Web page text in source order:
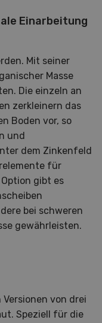
Einarbeitung
Mit seiner
Masse
Die einzeln an
zerkleinern das
Boden vor, so
und
dem Zinkenfeld
für
gibt es
bei schweren
gewährleisten.
von drei
Speziell für die